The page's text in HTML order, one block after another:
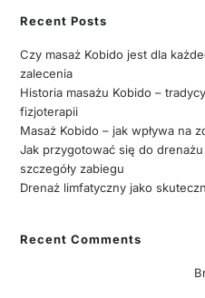
Recent Posts
Czy masaż Kobido jest dla
zalecenia
Historia masażu Kobido –
fizjoterapii
Masaż Kobido – jak wpływa na
Jak przygotować się do
szczegóły zabiegu
Drenaż limfatyczny jako
Recent Comments